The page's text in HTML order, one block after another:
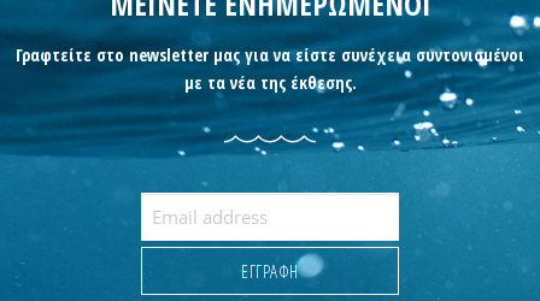
Γραφτείτε στο newsletter μας για να είστε συνέχεια συντονισμένοι
με τα νέα της έκθεσης.